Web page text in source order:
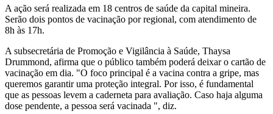
A ação será realizada em 18 centros de saúde da capital mineira.
Serão dois pontos de vacinação por regional, com atendimento de
8h às 17h.
A subsecretária de Promoção e Vigilância à Saúde, Thaysa
Drummond, afirma que o público também poderá deixar o cartão de
vacinação em dia. "O foco principal é a vacina contra a gripe, mas
queremos garantir uma proteção integral. Por isso, é fundamental
que as pessoas levem a caderneta para avaliação. Caso haja alguma
dose pendente, a pessoa será vacinada ", diz.